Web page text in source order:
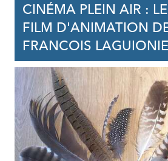
CINÉMA PLEIN AIR :
FILM D'ANIMATION
FRANCOIS LAGUIONIE